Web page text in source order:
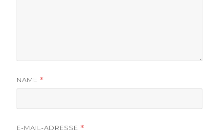
NAME *
E-MAIL-ADRESSE *